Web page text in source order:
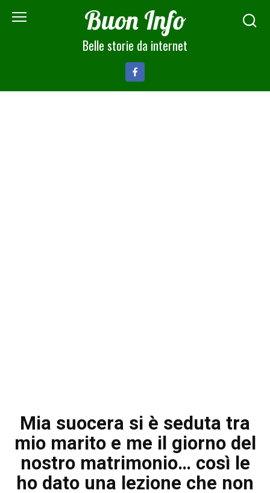
Buon Info
Belle storie da internet
Mia suocera si è seduta tra
mio marito e me il giorno del
nostro matrimonio… così le
ho dato una lezione che non